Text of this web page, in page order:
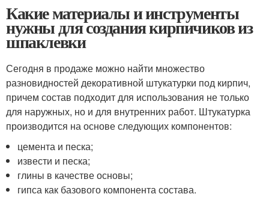
Какие материалы и инструменты
нужны для создания кирпичиков из
шпаклевки
Сегодня в продаже можно найти множество
разновидностей декоративной штукатурки под кирпич,
причем состав подходит для использования не только
для наружных, но и для внутренних работ. Штукатурка
производится на основе следующих компонентов:
цемента и песка;
извести и песка;
глины в качестве основы;
гипса как базового компонента состава.